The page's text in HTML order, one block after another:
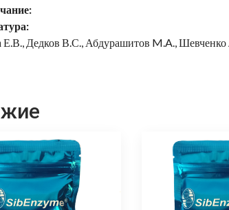
Е.В., Дедков В.С., Абдурашитов M.A.,